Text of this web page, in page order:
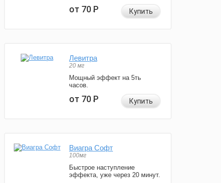
от 70Р Купить
Левитра
20 мг
Мощный эффект на 5ть
часов.
от 70Р Купить
Виагра Софт
100мг
Быстрое наступление
эффекта, уже через 20 минут.